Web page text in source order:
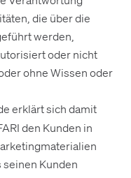
die über die
werden,
oder nicht
ohne Wissen oder
erklärt sich damit
den Kunden in
Kunden